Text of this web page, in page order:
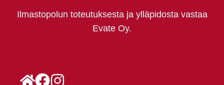
Ilmastopolun toteutuksesta ja ylläpidosta vastaa
Evate Oy.